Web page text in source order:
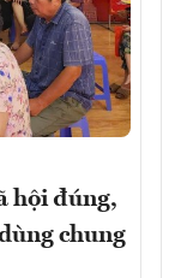
hội đúng,
chung